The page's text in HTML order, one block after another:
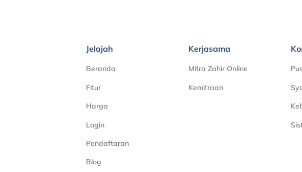
Jelajah
Beranda
Fitur
Harga
Login
Pendaftaran
Blog
Kerjasama
Mitra Zahir Online
Kemitraan